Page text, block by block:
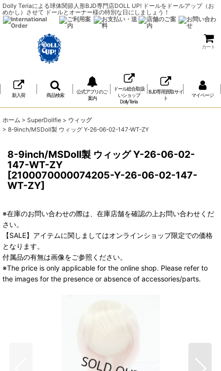
Dolly Teriaによる球体関節人形BJD専門店DOLL UP! ドールをドールアップ（お
めかし）させて ドールとオーナー様の特別な日にしましょう！
カート
新入荷 商品検索
公式アプリのご
案内
ドール総合取扱
いショップ
DollyTeria
BJD専用買取サイ
ト
マイページ
ホーム > SuperDollfie > ウィッグ
> 8-9inch/MSDoll製 ウィッグ Y-26-06-02-147-WT-ZY
8-9inch/MSDoll製 ウィッグ Y-26-06-02-
147-WT-ZY
[2100070000074205-Y-26-06-02-147-
WT-ZY]
※在庫のお問い合わせの際は、在庫店舗を確認の上お問い合わせくだ
さい。
【SALE】アイテムに関しましてはオンラインショップ限定での価格
となります。
付属品の有無は画像をご参照ください。
※The price is only applicable for the online shop. Please refer to
the images for the presence or absence of accessories/parts.